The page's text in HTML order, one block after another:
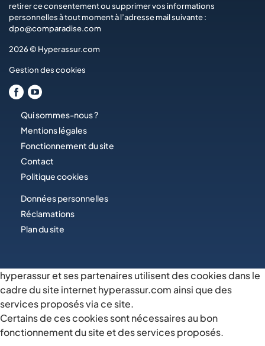
retirer ce consentement ou supprimer vos informations
personnelles à tout moment à l’adresse mail suivante :
dpo@comparadise.com
2026 © Hyperassur.com
Gestion des cookies
Qui sommes-nous ?
Mentions légales
Fonctionnement du site
Contact
Politique cookies
Données personnelles
Réclamations
Plan du site
hyperassur et ses partenaires utilisent des cookies dans le
cadre du site internet hyperassur.com ainsi que des
services proposés via ce site.
Certains de ces cookies sont nécessaires au bon
fonctionnement du site et des services proposés.